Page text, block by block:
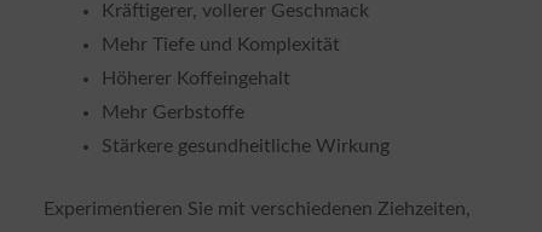
Kräftigerer, vollerer Geschmack
Mehr Tiefe und Komplexität
Höherer Koffeingehalt
Mehr Gerbstoffe
Stärkere gesundheitliche Wirkung
Experimentieren Sie mit verschiedenen Ziehzeiten,